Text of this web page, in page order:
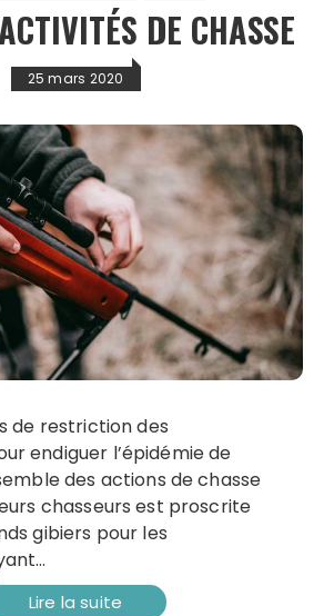
DE CHASSE
25 mars 2020
endiguer l’épidémie de
des actions de chasse
chasseurs est proscrite
gibiers pour les
Lire la suite